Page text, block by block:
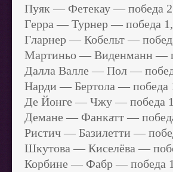
Пуяк — Фетекау — победа
Герра — Турнер — победа
Гларнер — Кобельт —
Мартиньо — Виденманн —
Далла Валле — Пол —
Нарди — Бертола — победа
Де Йонге — Чжу — победа
Демане — Фанкатт —
Ристич — Базилетти —
Шкутова — Киселёва —
Корбине — Фабр — победа